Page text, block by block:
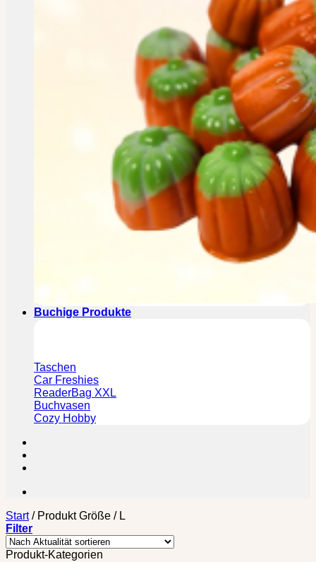
Buchige Produkte
Taschen
Car Freshies
ReaderBag XXL
Buchvasen
Cozy Hobby
Start /Produkt Größe /L
Filter
Produkt-Kategorien